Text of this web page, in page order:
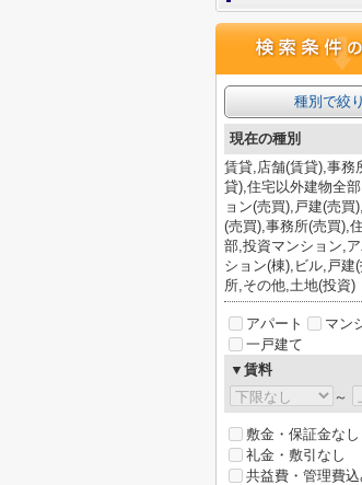
種別で絞
現在の種別
賃貸,店舗(賃貸),事務
貸),住宅以外建物全
ョン(売買),戸建(売買
(売買),事務所(売買),
部,投資マンション,
ション(棟),ビル,戸建
所,その他,土地(投資)
アパート
マン
一戸建て
▼賃料
～
敷金・保証金なし
礼金・敷引なし
共益費・管理費